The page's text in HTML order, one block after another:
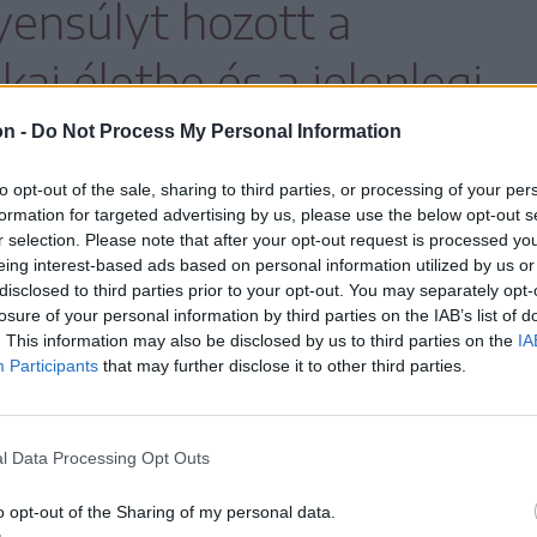
- Do Not Process My Personal Information
opt-out of the sale, sharing to third parties, or processing of your
for targeted advertising by us, please use the below opt-out
selection. Please note that after your opt-out request is processed
interest-based ads based on personal information utilized by us
to third parties prior to your opt-out. You may separately
of your personal information by third parties on the IAB’s list of
This information may also be disclosed by us to third parties on the
Participants that may further disclose it to other third parties.
Data Processing Opt Outs
opt-out of the Sharing of my personal data.
hozott a
életbe és a jelenlegi
a koalícióban, de
egy nyelvet beszélünk, de
így
nem szabad „autoriter módon,